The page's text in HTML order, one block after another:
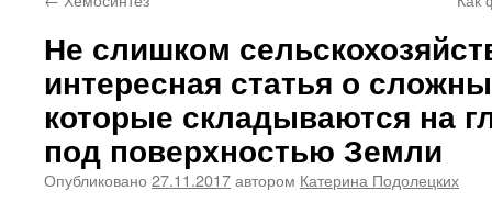
Не слишком
интересная статья о
которые складываются на
под поверхностью Земли
Опубликовано 27.11.2017автором Катерина Подолецких